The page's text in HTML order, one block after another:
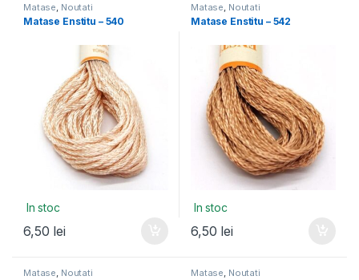
Matase Noutati
Matase Enstitu – 540
In stoc
6,50 lei
Matase Noutati
Matase Enstitu – 542
In stoc
6,50 lei
Matase, Noutati Matase, Noutati